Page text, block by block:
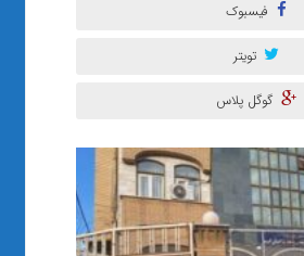
فیسبوک
تویتر
گوگل پلاس